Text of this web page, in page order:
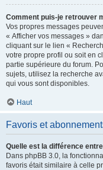
Comment puis-je retrouver
Vos propres messages
« Afficher vos messages »
cliquant sur le lien «
votre propre profil ou soit en
partie supérieure du forum.
sujets, utilisez la recherche
qui vous sont disponibles.
Haut
Favoris et
Quelle est la différence
Dans phpBB 3.0, la
favoris était similaire à celle